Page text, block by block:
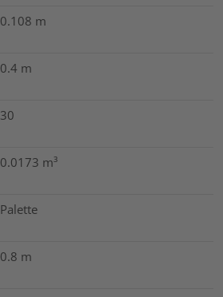
0.108 m
0.4 m
30
0.0173 m³
Palette
0.8 m